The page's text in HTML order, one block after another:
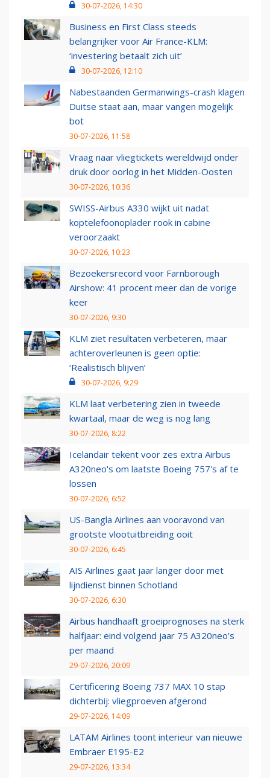
30-07-2026, 14:30
Business en First Class steeds
belangrijker voor Air France-KLM:
‘investering betaalt zich uit’
30-07-2026, 12:10
Nabestaanden Germanwings-crash klagen
Duitse staat aan, maar vangen mogelijk
bot
30-07-2026, 11:58
Vraag naar vliegtickets wereldwijd onder
druk door oorlog in het Midden-Oosten
30-07-2026, 10:36
SWISS-Airbus A330 wijkt uit nadat
koptelefoonoplader rook in cabine
veroorzaakt
30-07-2026, 10:23
Bezoekersrecord voor Farnborough
Airshow: 41 procent meer dan de vorige
keer
30-07-2026, 9:30
KLM ziet resultaten verbeteren, maar
achteroverleunen is geen optie:
‘Realistisch blijven’
30-07-2026, 9:29
KLM laat verbetering zien in tweede
kwartaal, maar de weg is nog lang
30-07-2026, 8:22
Icelandair tekent voor zes extra Airbus
A320neo's om laatste Boeing 757's af te
lossen
30-07-2026, 6:52
US-Bangla Airlines aan vooravond van
grootste vlootuitbreiding ooit
30-07-2026, 6:45
AIS Airlines gaat jaar langer door met
lijndienst binnen Schotland
30-07-2026, 6:30
Airbus handhaaft groeiprognoses na sterk
halfjaar: eind volgend jaar 75 A320neo’s
per maand
29-07-2026, 20:09
Certificering Boeing 737 MAX 10 stap
dichterbij: vliegproeven afgerond
29-07-2026, 14:09
LATAM Airlines toont interieur van nieuwe
Embraer E195-E2
29-07-2026, 13:34